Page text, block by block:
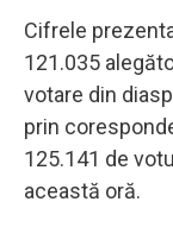
Cifrele
121.035
votare din
prin
125.141 de
această oră.